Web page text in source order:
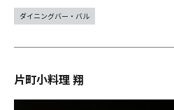
ダイニングバー・バル
片町小料理 翔